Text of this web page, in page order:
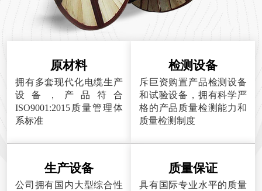
原材料
拥有多套现代化电缆生产
设备，产品符合
ISO9001:2015质量管理体
系标准
检测设备
斥巨资购置产品检测设备
和试验设备，拥有科学严
格的产品质量检测能力和
质量检测制度
生产设备
公司拥有国内大型综合性
质量保证
具有国际专业水平的质量